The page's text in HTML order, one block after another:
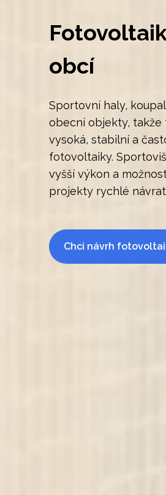
obcí
Sportovní haly,
obecní objekty, takže
vysoká, stabilní a
fotovoltaiky.
vyšší výkon a
projekty rychlé
Chci návrh